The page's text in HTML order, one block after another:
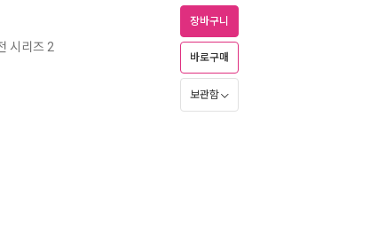
시리즈 2
장바구니
바로구매
보관함